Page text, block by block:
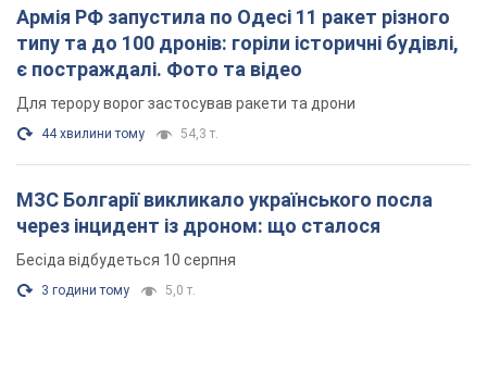
Армія РФ запустила по Одесі 11 ракет різного
типу та до 100 дронів: горіли історичні будівлі,
є постраждалі. Фото та відео
Для терору ворог застосував ракети та дрони
44 хвилини тому 54,3 т.
МЗС Болгарії викликало українського посла
через інцидент із дроном: що сталося
Бесіда відбудеться 10 серпня
3 години тому 5,0 т.